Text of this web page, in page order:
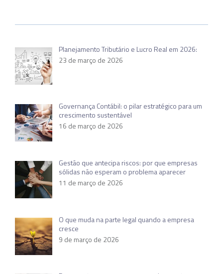
Planejamento Tributário e Lucro Real em 2026:
23 de março de 2026
Governança Contábil: o pilar estratégico para um
crescimento sustentável
16 de março de 2026
Gestão que antecipa riscos: por que empresas
sólidas não esperam o problema aparecer
11 de março de 2026
O que muda na parte legal quando a empresa
cresce
9 de março de 2026